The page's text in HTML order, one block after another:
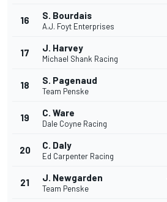
16 S. Bourdais
A.J. Foyt Enterprises
17 J. Harvey
Michael Shank Racing
18 S. Pagenaud
Team Penske
19 C. Ware
Dale Coyne Racing
20 C. Daly
Ed Carpenter Racing
21 J. Newgarden
Team Penske